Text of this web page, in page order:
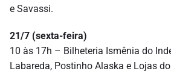
e Savassi.
21/7 (sexta-feira)
10 às 17h – Bilheteria Ismênia do
Labareda, Postinho Alaska e Lojas